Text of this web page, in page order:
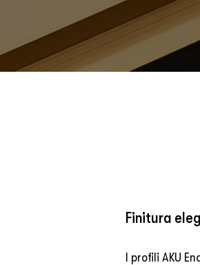
Finitura
I profili AKU